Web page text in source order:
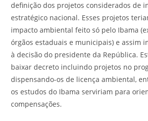
definição dos projetos considerados de
estratégico nacional. Esses projetos
impacto ambiental feito só pelo Ibama
órgãos estaduais e municipais) e assim
à decisão do presidente da República.
baixar decreto incluindo projetos no
dispensando-os de licença ambiental,
os estudos do Ibama serviriam para
compensações.